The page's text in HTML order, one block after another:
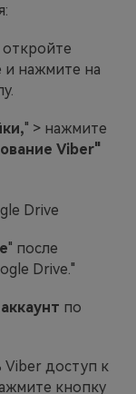
и нажмите на
" > нажмите
Viber"
" после
Drive."
по
доступ к
кнопку